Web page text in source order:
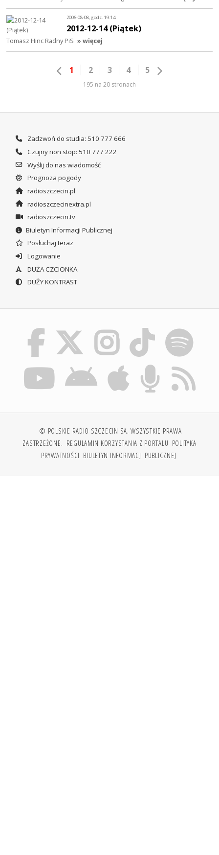
2006-08-08, godz. 19:14
2012-12-14 (Piątek)
Tomasz Hinc Radny PiS » więcej
1 2 3 4 5
195 na 20 stronach
Zadzwoń do studia: 510 777 666
Czujny non stop: 510 777 222
Wyślij do nas wiadomość
Prognoza pogody
radioszczecin.pl
radioszczecinextra.pl
radioszczecin.tv
Biuletyn Informacji Publicznej
Posłuchaj teraz
Logowanie
DUŻA CZCIONKA
DUŻY KONTRAST
© POLSKIE RADIO SZCZECIN SA. WSZYSTKIE PRAWA
ZASTRZEŻONE. REGULAMIN KORZYSTANIA Z PORTALU POLITYKA
PRYWATNOŚCI BIULETYN INFORMACJI PUBLICZNEJ